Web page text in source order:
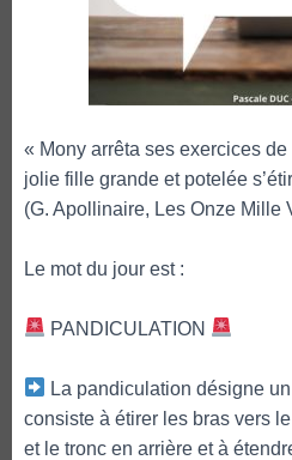
« Mony arrêta ses exercices
jolie fille grande et potelée
(G. Apollinaire, Les Onze Mille
Le mot du jour est :
PANDICULATION
La pandiculation désigne
consiste à étirer les bras vers
et le tronc en arrière et à